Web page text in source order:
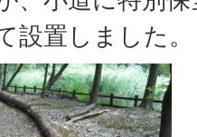
設置しました。